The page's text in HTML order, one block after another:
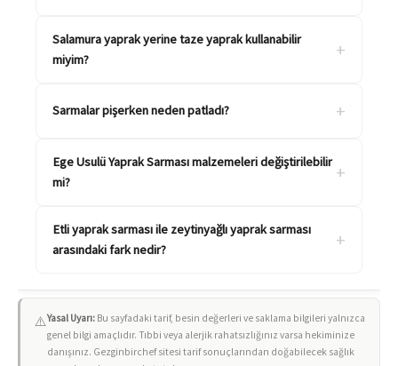
Salamura yaprak yerine taze yaprak kullanabilir
miyim?
+
Sarmalar pişerken neden patladı? +
Ege Usulü Yaprak Sarması malzemeleri değiştirilebilir
mi?
+
Etli yaprak sarması ile zeytinyağlı yaprak sarması
arasındaki fark nedir?
+
⚠️Yasal Uyarı: Bu sayfadaki tarif, besin değerleri ve saklama bilgileri yalnızca
genel bilgi amaçlıdır. Tıbbi veya alerjik rahatsızlığınız varsa hekiminize
danışınız. Gezginbirchef sitesi tarif sonuçlarından doğabilecek sağlık